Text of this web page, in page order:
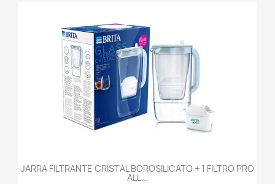
JARRA FILTRANTE CRISTAL BOROSILICATO + 1 FILTRO PRO
ALL...